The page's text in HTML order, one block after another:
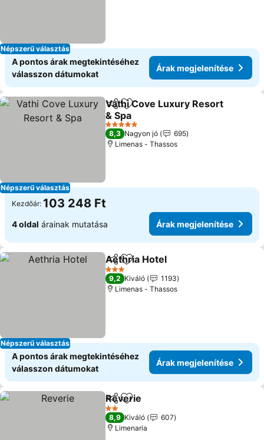
Népszerű választás
A pontos árak megtekintéséhez
válasszon dátumokat
Árak megjelenítése
Népszerű választás
Megosztás
Hozzáadás a kedvencekhez
Vathi Cove Luxury Resort
& Spa
5 Kategória
8,3 Nagyon jó
695
Limenas - Thassos
Kezdőár: 103 248 Ft
4 oldal árainak mutatása Árak megjelenítése
Népszerű választás
Megosztás
Hozzáadás a kedvencekhez
Aethria Hotel
3 Kategória
9,2 Kiváló
1193
Limenas - Thassos
A pontos árak megtekintéséhez
válasszon dátumokat
Árak megjelenítése
MegosztásHozzáadás a kedvencekhez
Reverie
2 Kategória
8,9 Kiváló
607
Limenaria